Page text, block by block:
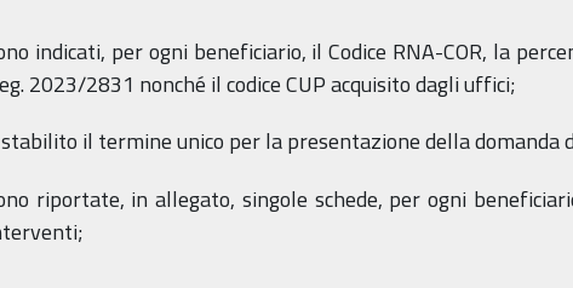
indicati, per ogni beneficiario, il Codice RNA-COR, la
2023/2831 nonché il codice CUP acquisito dagli uffici;
il termine unico per la presentazione della domanda
riportate, in allegato, singole schede, per ogni